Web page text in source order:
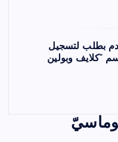
بطلب لتسجيل
“كلايف وبولين